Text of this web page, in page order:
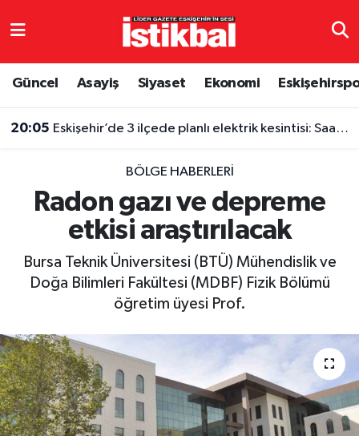
Güncel Asayiş Siyaset Ekonomi
20:05 Eskişehir’de 3 ilçede planlı elektrik kesintisi: Saatler belli oldu
BÖLGE HABERLERI
Radon gazı ve depreme
etkisi araştırılacak
Bursa Teknik Üniversitesi (BTÜ) Mühendislik ve
Doğa Bilimleri Fakültesi (MDBF) Fizik Bölümü
öğretim üyesi Prof.
Eskişehirspor
Spor
Eğitim
Sağlık
Yaşam
Resmi ilanlar
Eskişehir Nöbetçi Eczaneler
TFF 3.Lig 4.Grup Puan Durumu ve Fikstür
Tüm Manşetler
Son Dakika Haberleri
Haber Arşivi